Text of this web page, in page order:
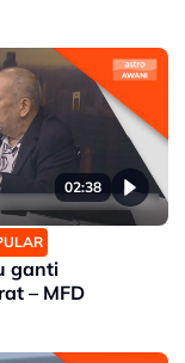
02:38
ganti
– MFD